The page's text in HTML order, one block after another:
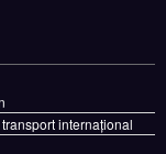
internațional